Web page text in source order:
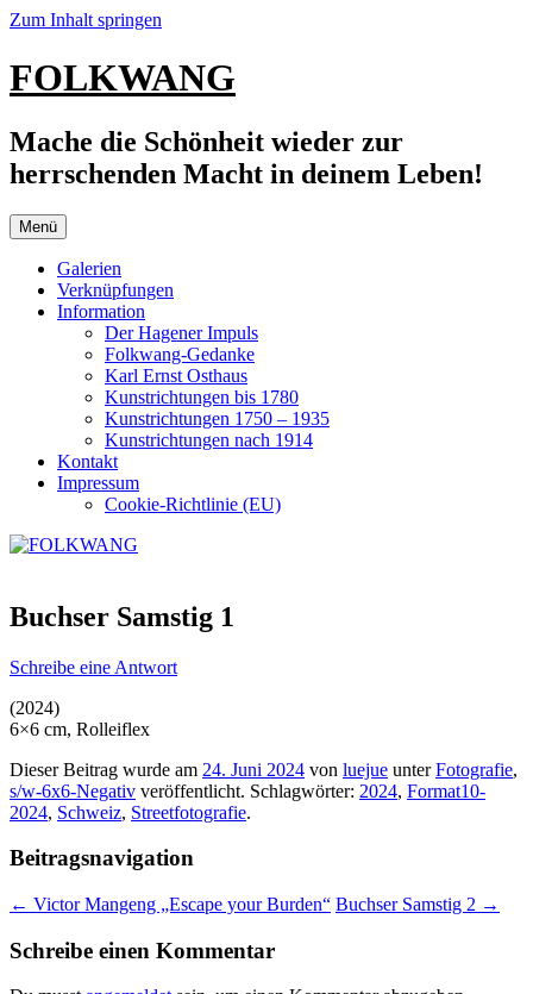
Zum Inhalt springen
FOLKWANG
Mache die Schönheit wieder zur
herrschenden Macht in deinem Leben!
Menü
Galerien
Verknüpfungen
Information
Der Hagener Impuls
Folkwang-Gedanke
Karl Ernst Osthaus
Kunstrichtungen bis 1780
Kunstrichtungen 1750 – 1935
Kunstrichtungen nach 1914
Kontakt
Impressum
Cookie-Richtlinie (EU)
Buchser Samstig 1
Schreibe eine Antwort
(2024)
6×6 cm, Rolleiflex
Dieser Beitrag wurde am 24. Juni 2024 von luejue unterFotografie,
s/w-6x6-Negativ veröffentlicht. Schlagwörter: 2024, Format10-
2024, Schweiz, Streetfotografie.
Beitragsnavigation
← Victor Mangeng „Escape your Burden“ Buchser Samstig 2 →
Schreibe einen Kommentar